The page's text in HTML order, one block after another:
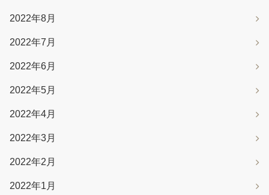
2022年8月
2022年7月
2022年6月
2022年5月
2022年4月
2022年3月
2022年2月
2022年1月